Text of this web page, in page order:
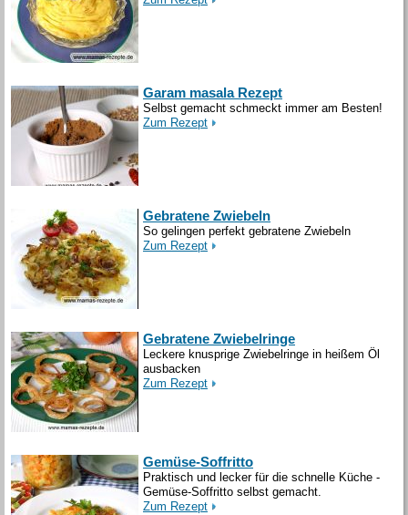
Garam masala Rezept
Selbst gemacht schmeckt immer am Besten!
Zum Rezept
Gebratene Zwiebeln
So gelingen perfekt gebratene Zwiebeln
Zum Rezept
Gebratene Zwiebelringe
Leckere knusprige Zwiebelringe in heißem Öl
ausbacken
Zum Rezept
Gemüse-Soffritto
Praktisch und lecker für die schnelle Küche -
Gemüse-Soffritto selbst gemacht.
Zum Rezept